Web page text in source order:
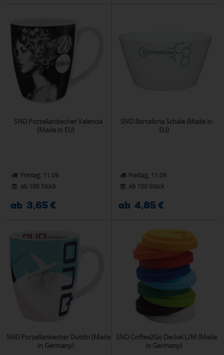
SND Porzellanbecher Valencia
(Made in EU)
Freitag, 11.09.
ab 100 Stück
ab 3,65 €
SND Barcelona Schale (Made in
EU)
Freitag, 11.09.
ab 100 Stück
ab 4,85 €
SND Porzellanbecher Dublin (Made
in Germany)
SND Coffee2Go Deckel L/M (Made
in Germany)